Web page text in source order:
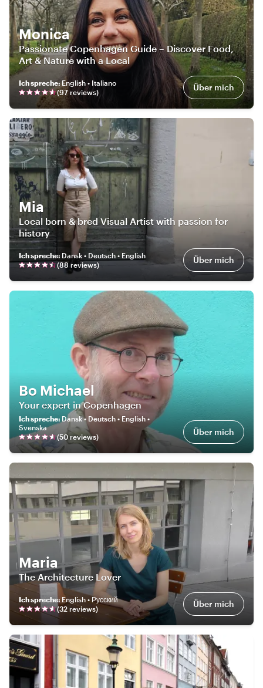
Monica
Passionate Copenhagen Guide – Discover Food,
Art & Nature with a Local
Ich spreche:English • Italiano
(97 reviews) Über mich
Mia
Local born & bred Visual Artist with passion for
history
Ich spreche: Dansk • Deutsch • English
(88reviews) Über mich
Bo Michael
Your expert in Copenhagen
Ich spreche: Dansk • Deutsch • English •
Svenska
(50reviews) Über mich
Maria
The Architecture Lover
Ich spreche: English • Русский
(32 reviews) Über mich